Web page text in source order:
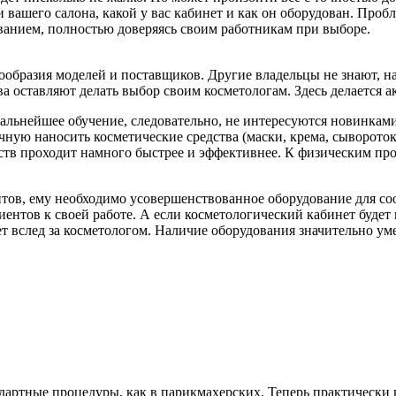
вашего салона, какой у вас кабинет и как он оборудован.
полностью доверяясь своим работникам при выборе.
моделей и поставщиков. Другие владельцы не знают,
делать выбор своим косметологам. Здесь
обучение, следовательно, не интересуются
наносить косметические средства (маски, крема,
проходит намного быстрее и эффективнее. К физическим
ему необходимо усовершенствованное оборудование для
к своей работе. А если косметологический кабинет
вслед за косметологом. Наличие оборудования значительно
процедуры, как в парикмахерских. Теперь